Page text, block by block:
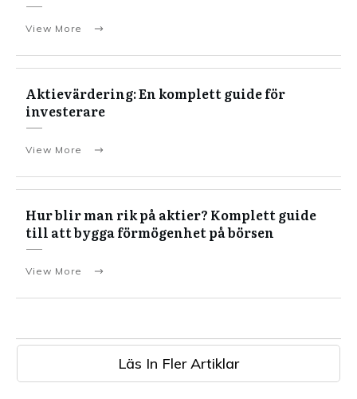
View More
Aktievärdering: En komplett guide för
investerare
View More
Hur blir man rik på aktier? Komplett guide
till att bygga förmögenhet på börsen
View More
Läs In Fler Artiklar